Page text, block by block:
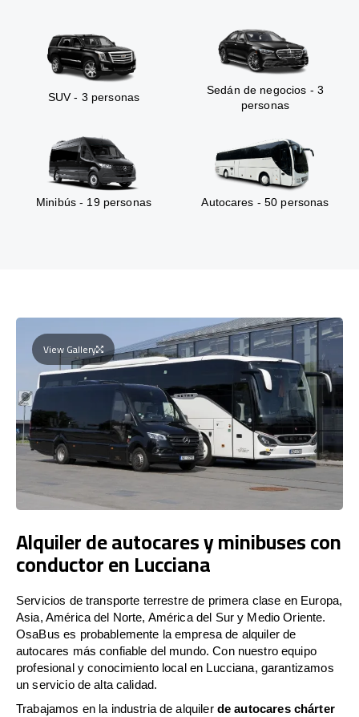
SUV - 3 personas
Sedán de negocios - 3
personas
Minibús - 19 personas Autocares - 50 personas
View Gallery
Alquiler de autocares y minibuses con
conductor en Lucciana
Servicios de transporte terrestre de primera clase en Europa,
Asia, América del Norte, América del Sur y Medio Oriente.
OsaBus es probablemente la empresa de alquiler de
autocares más confiable del mundo. Con nuestro equipo
profesional y conocimiento local en Lucciana, garantizamos
un servicio de alta calidad.
Trabajamos en la industria de alquiler de autocares chárter